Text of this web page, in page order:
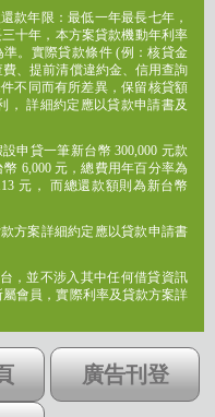
款年限：最低一年最長七年，
十年，本方案貸款機動年利率
。實際貸款條件 (例：核貸金
、提前清償違約金、信用查詢
不同而有所差異，保留核貸額
， 詳細約定應以貸款申請書及
申貸一筆新台幣 300,000 元款
6,000 元，總費用年百分率為
元， 而總還款額則為新台幣
方案詳細約定應以貸款申請書
，並不涉入其中任何借貸資訊
會員，實際利率及貸款方案詳
廣告刊登